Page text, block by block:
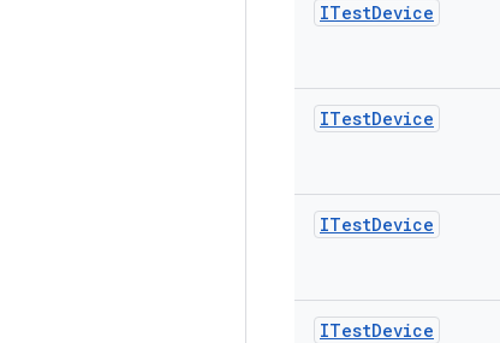
ITestDevice
ITestDevice
ITestDevice
ITestDevice